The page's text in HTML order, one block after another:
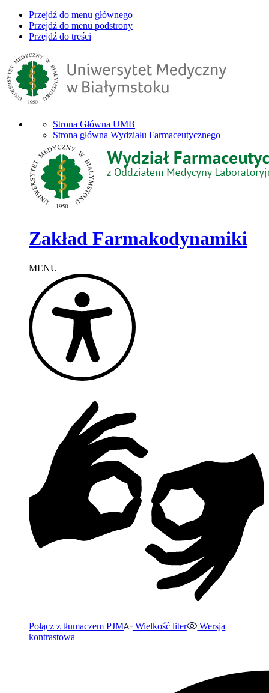
Przejdź do menu głównego
Przejdź do menu podstrony
Przejdź do treści
Strona Główna UMB
Strona główna Wydziału Farmaceutycznego
Zakład Farmakodynamiki
MENU
Połącz z tłumaczem PJM Wielkość liter
Wersja
kontrastowa